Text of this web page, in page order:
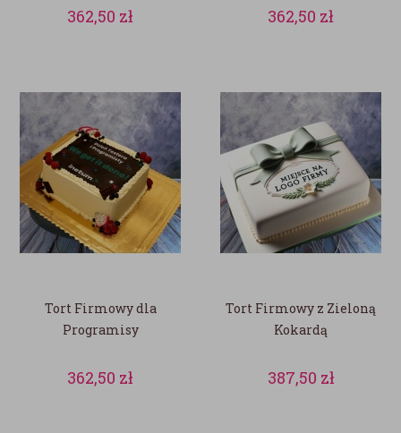
362,50 zł 362,50 zł
Tort Firmowy dla
Programisy
362,50 zł
Tort Firmowy z Zieloną
Kokardą
387,50 zł